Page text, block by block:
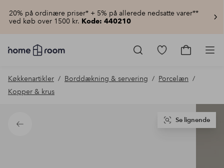
20% på ordinære priser* + 5% på allerede nedsatte varer**
ved køb over 1500 kr. Kode: 440210
Homeroom
–
hjemmet
til
lav
Gå
produkter
Gå
Køkkenartikler Borddækning & servering
Porcelæn
Kopper & krus
Tilbage
Se lignende